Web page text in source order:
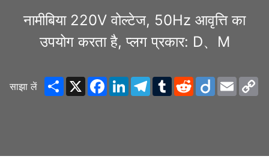
नामीबिया 220V वोल्टेज, 50Hz आवृत्ति का
उपयोग करता है, प्लग प्रकार: D、M
साझा लें ShareX Facebook
LinkedInTelegram
TumblrRedditDiigo Email